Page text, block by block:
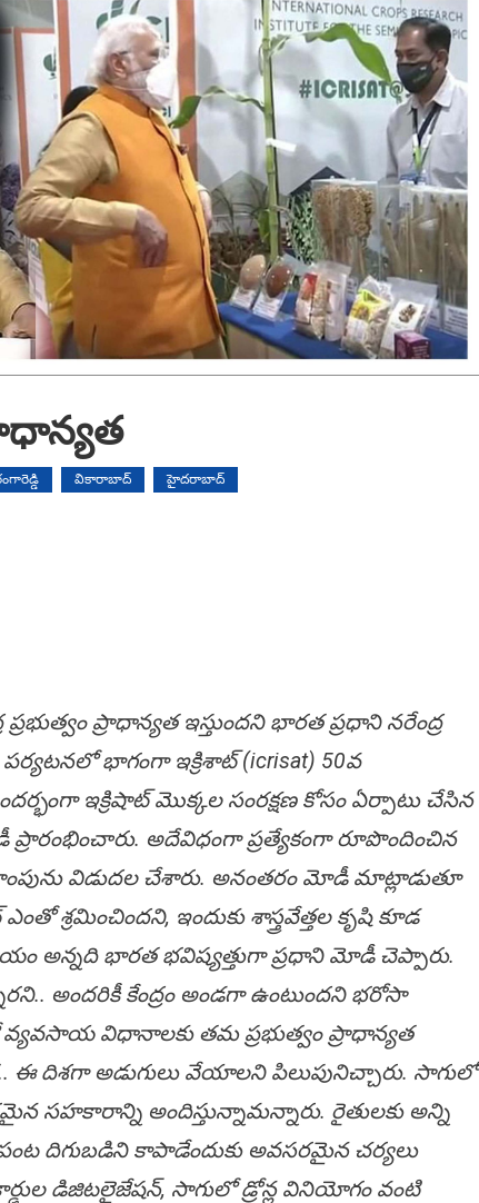
వికారాబాద్ హైదరాబాద్
ప్ర‌భుత్వం ప్రాధాన్య‌త ఇస్తుంద‌ని భార‌త ప్ర‌ధాని న‌రేంద్ర
భాగంగా ఇక్రిశాట్‌ (icrisat) 50వ
ఇక్రిషాట్‌ మొక్కల సంరక్షణ కోసం ఏర్పాటు చేసిన‌
అదేవిధంగా ప్రత్యేకంగా రూపొందించిన
విడుదల చేశారు. అనంత‌రం మోడీ మాట్లాడుతూ
ఇందుకు శాస్త్రవేత్త‌ల కృషి కూడ
అన్నది భారత భవిష్యత్తుగా ప్రధాని మోడీ చెప్పారు.
అందరికీ కేంద్రం అండగా ఉంటుందని భరోసా
వ్యవసాయ విధానాలకు తమ ప్రభుత్వం ప్రాధాన్యత
ఈ దిశగా అడుగులు వేయాలని పిలుపునిచ్చారు. సాగులో
సహకారాన్ని అందిస్తున్నామన్నారు. రైతులకు అన్ని
దిగుబడిని కాపాడేందుకు అవసరమైన చర్యలు
డిజిటలైజేషన్, సాగులో డ్రోన్ల వినియోగం వంటి